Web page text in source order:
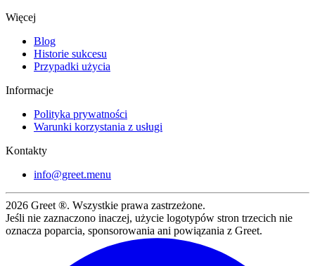
Więcej
Blog
Historie sukcesu
Przypadki użycia
Informacje
Polityka prywatności
Warunki korzystania z usługi
Kontakty
info@greet.menu
2026 Greet ®. Wszystkie prawa zastrzeżone.
Jeśli nie zaznaczono inaczej, użycie logotypów stron trzecich nie
oznacza poparcia, sponsorowania ani powiązania z Greet.